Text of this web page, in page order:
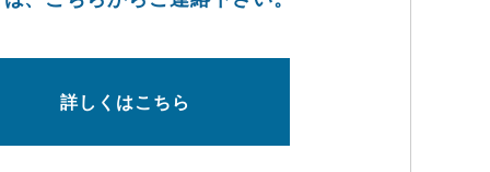
詳しくはこちら